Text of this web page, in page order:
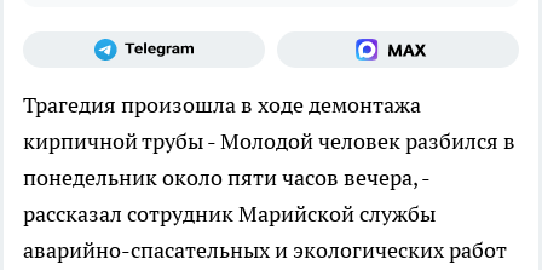
Трагедия произошла в ходе демонтажа
кирпичной трубы- Молодой человек разбился в
понедельник около пяти часов вечера, -
рассказал сотрудник Марийской службы
аварийно-спасательных и экологических работ